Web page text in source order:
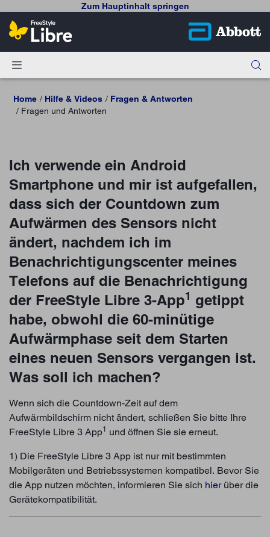
Zum Hauptinhalt springen
Home Hilfe & Videos
Fragen & Antworten
Fragen und Antworten
Ich verwende ein Android
Smartphone und mir ist aufgefallen,
dass sich der Countdown zum
Aufwärmen des Sensors nicht
ändert, nachdem ich im
Benachrichtigungscenter meines
Telefons auf die Benachrichtigung
der FreeStyle Libre 3-App1 getippt
habe, obwohl die 60-minütige
Aufwärmphase seit dem Starten
eines neuen Sensors vergangen ist.
Was soll ich machen?
Wenn sich die Countdown-Zeit auf dem
Aufwärmbildschirm nicht ändert, schließen Sie bitte Ihre
FreeStyle Libre 3 App1 und öffnen Sie sie erneut.
1) Die FreeStyle Libre 3 App ist nur mit bestimmten
Mobilgeräten und Betriebssystemen kompatibel. Bevor Sie
die App nutzen möchten, informieren Sie sich hierüber die
Gerätekompatibilität.